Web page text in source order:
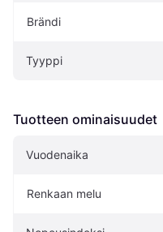
Brändi
Tyyppi
Tuotteen ominaisuudet
Vuodenaika
Renkaan melu